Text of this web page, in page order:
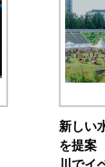
新しい
を提案